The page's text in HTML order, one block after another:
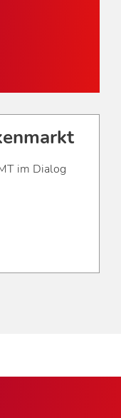
im Dialog